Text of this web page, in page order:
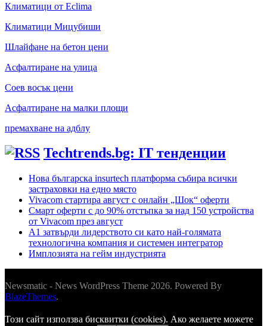
Климатици от Eclima
Климатици Мицубиши
Шлайфане на бетон цени
Асфалтиране на улица
Соев восък цени
Асфалтиране на малки площи
премахване на адблу
Techtrends.bg: IT тенденции
Нова българска insurtech платформа събира всички
застраховки на едно място
Vivacom стартира август с онлайн „Шок“ оферти
Смарт оферти с до 90% отстъпка за над 150 устройства
от Vivacom през август
А1 затвърди лидерството си като най-голямата
технологична компания и системен интегратор
Имплозията на гейм индустрията
Newsmatic - News WordPress Theme 2026. Powered By
BlazeThemes.
Този сайт използва бисквитки (cookies). Ако желаете можете